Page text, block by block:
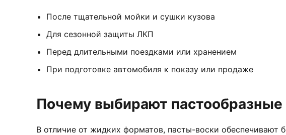
После тщательной мойки и сушки кузова
Для сезонной защиты ЛКП
Перед длительными поездками или хранением
При подготовке автомобиля к показу или продаже
Почему выбирают пастообразные
В отличие от жидких форматов, пасты-воски